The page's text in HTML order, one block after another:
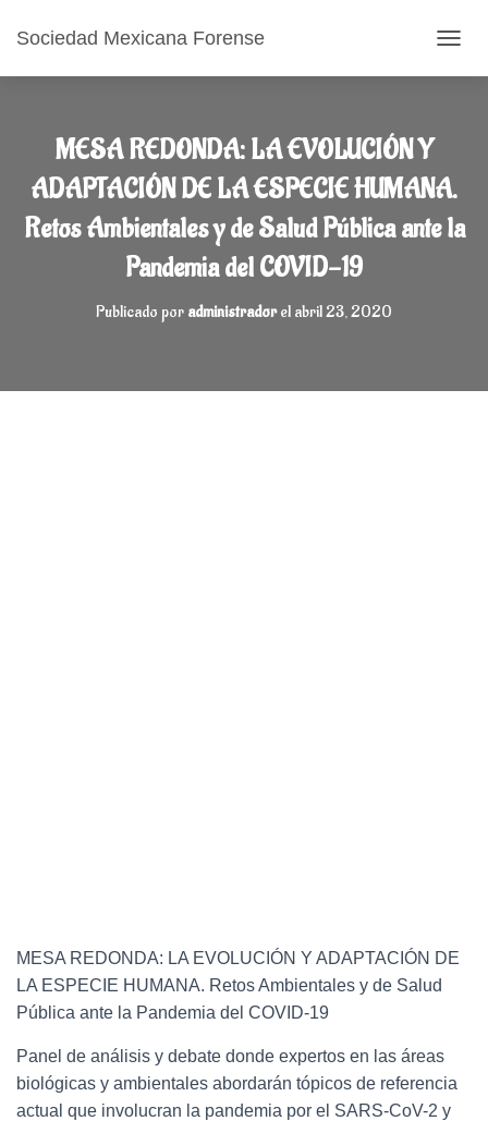
Sociedad Mexicana Forense
MESA REDONDA: LA EVOLUCIÓN Y
ADAPTACIÓN DE LA ESPECIE HUMANA.
Retos Ambientales y de Salud Pública ante la
Pandemia del COVID-19
Publicado por administradorel abril 23, 2020
MESA REDONDA: LA EVOLUCIÓN Y ADAPTACIÓN DE
LA ESPECIE HUMANA. Retos Ambientales y de Salud
Pública ante la Pandemia del COVID-19
Panel de análisis y debate donde expertos en las áreas
biológicas y ambientales abordarán tópicos de referencia
actual que involucran la pandemia por el SARS-CoV-2 y